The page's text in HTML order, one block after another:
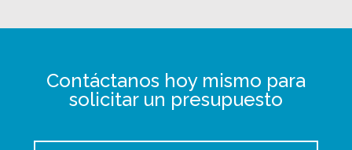
Contáctanos hoy mismo para
solicitar un presupuesto